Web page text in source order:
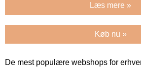
Læs mere »
Køb nu »
De mest populære webshops for